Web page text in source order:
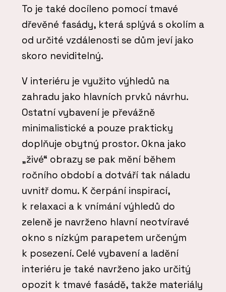
To je také docíleno pomocí tmavé
dřevěné fasády, která splývá s okolím a
od určité vzdálenosti se dům jeví jako
skoro neviditelný.
V interiéru je využito výhledů na
zahradu jako hlavních prvků návrhu.
Ostatní vybavení je převážně
minimalistické a pouze prakticky
doplňuje obytný prostor. Okna jako
„živé“ obrazy se pak mění během
ročního období a dotváří tak náladu
uvnitř domu. K čerpání inspirací,
k relaxaci a k vnímání výhledů do
zeleně je navrženo hlavní neotvíravé
okno s nízkým parapetem určeným
k posezení. Celé vybavení a ladění
interiéru je také navrženo jako určitý
opozit k tmavé fasádě, takže materiály